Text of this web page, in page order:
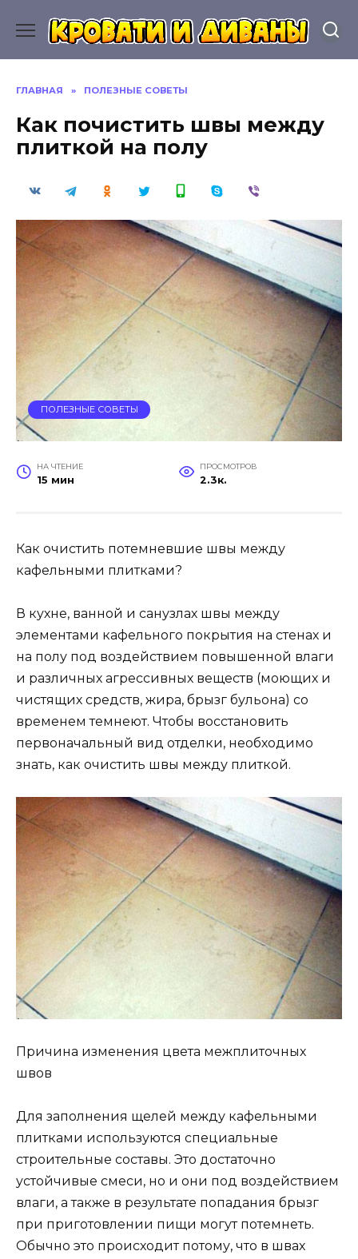
содержанию
ГЛАВНАЯ » ПОЛЕЗНЫЕ СОВЕТЫ
Как почистить швы между
плиткой на полу
ПОЛЕЗНЫЕ СОВЕТЫ
НА ЧТЕНИЕ
15 мин
ПРОСМОТРОВ
2.3к.
Как очистить потемневшие швы между
кафельными плитками?
В кухне, ванной и санузлах швы между
элементами кафельного покрытия на стенах и
на полу под воздействием повышенной влаги
и различных агрессивных веществ (моющих и
чистящих средств, жира, брызг бульона) со
временем темнеют. Чтобы восстановить
первоначальный вид отделки, необходимо
знать, как очистить швы между плиткой.
Причина изменения цвета межплиточных
швов
Для заполнения щелей между кафельными
плитками используются специальные
строительные составы. Это достаточно
устойчивые смеси, но и они под воздействием
влаги, а также в результате попадания брызг
при приготовлении пищи могут потемнеть.
Обычно это происходит потому, что в швах